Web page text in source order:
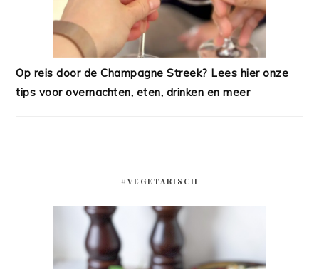
Op reis door de Champagne Streek? Lees hier onze
tips voor overnachten, eten, drinken en meer
#VEGETARISCH